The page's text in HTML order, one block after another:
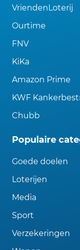
VriendenLoterij
Ourtime
FNV
KiKa
Amazon Prime
KWF
Chubb
Populaire
Goede doelen
Loterijen
Media
Sport
Verzekeringen